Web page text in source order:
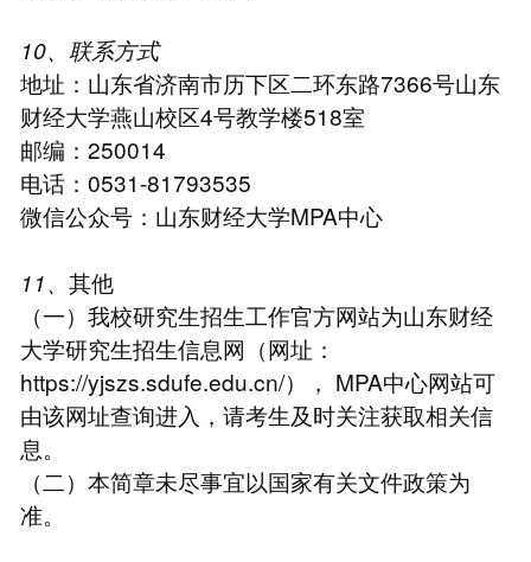
10、联系方式
地址：山东省济南市历下区二环东路7366号山东
财经大学燕山校区4号教学楼518室
邮编：250014
电话：0531-81793535
微信公众号：山东财经大学MPA中心
11、 其他
（一）我校研究生招生工作官方网站为山东财经
大学研究生招生信息网（网址：
https://yjszs.sdufe.edu.cn/）， MPA中心网站可
由该网址查询进入，请考生及时关注获取相关信
息。
（二）本简章未尽事宜以国家有关文件政策为
准。